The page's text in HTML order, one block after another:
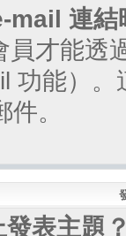
mail 連
員才能透
功能）
。
表主題